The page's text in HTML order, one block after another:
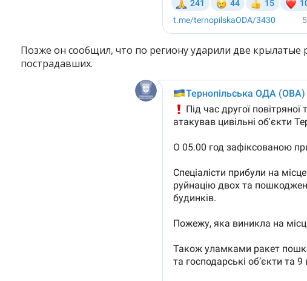
Позже он сообщил, что по региону ударили две крылатые
пострадавших.